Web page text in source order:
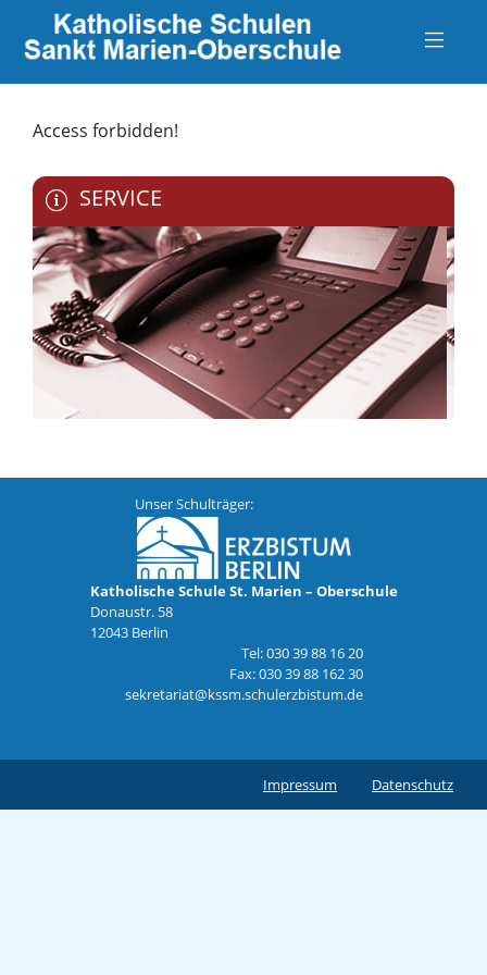
Access forbidden!
SERVICE
Unser Schulträger:
Katholische Schule St. Marien – Oberschule
Donaustr. 58
12043 Berlin
Tel: 030 39 88 16 20
Fax: 030 39 88 162 30
sekretariat@kssm.schulerzbistum.de
Impressum Datenschutz